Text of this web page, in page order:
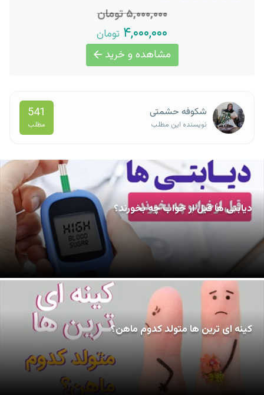
۵,۰۰۰,۰۰۰ تومان
۴,۰۰۰,۰۰۰ تومان
مشاهده و خرید
شکوفه حشمتی
نویسنده این مطلب
541
مطلب
دیابتی ها قبل از خواب چه بخورند؟
کینه ای ترین ها متولد کدوم ماهن؟